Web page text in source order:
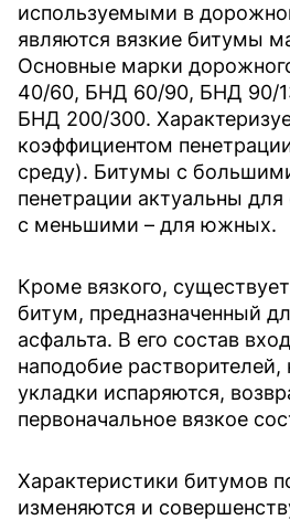
используемыми в
являются вязкие битумы
Основные марки
40/60, БНД 60/90, БНД 90/
БНД 200/300.
коэффициентом
среду). Битумы с
пенетрации актуальны
с меньшими – для южных.
Кроме вязкого,
битум, предназначенный
асфальта. В его состав
наподобие
укладки испаряются,
первоначальное вязкое
Характеристики битумов
изменяются и